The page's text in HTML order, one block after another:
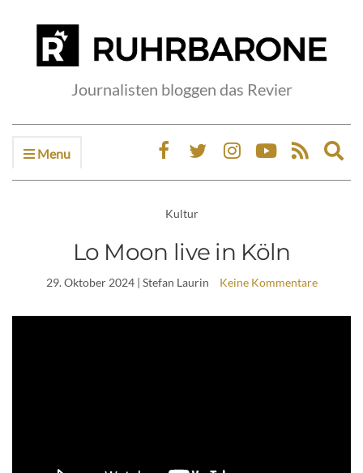
Journalisten bloggen das Revier
Menu
Kultur
Lo Moon live in Köln
29. Oktober 2024| Stefan Laurin Keine Kommentare